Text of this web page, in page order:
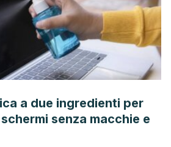
a due ingredienti per
senza macchie e